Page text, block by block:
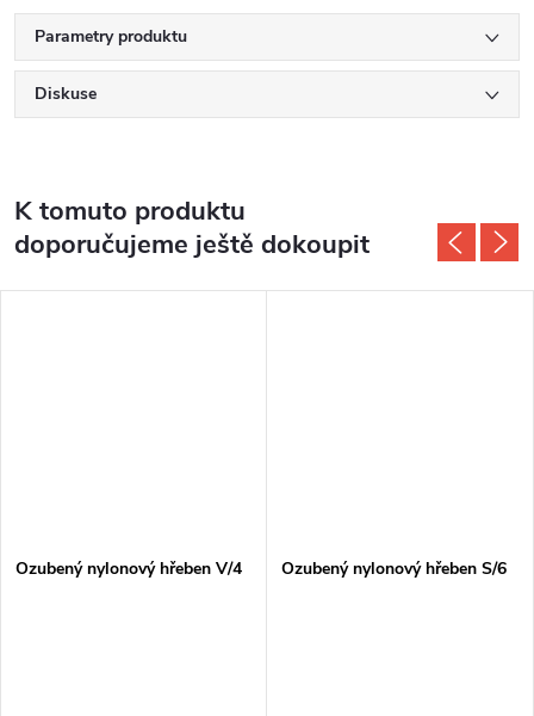
Parametry produktu
Diskuse
K tomuto produktu
doporučujeme ještě dokoupit
Ozubený nylonový hřeben V/4 Ozubený nylonový hřeben S/6